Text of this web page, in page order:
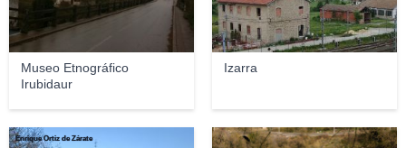
Museo Etnográfico
Irubidaur
Izarra
Enrique Ortiz de Zárate